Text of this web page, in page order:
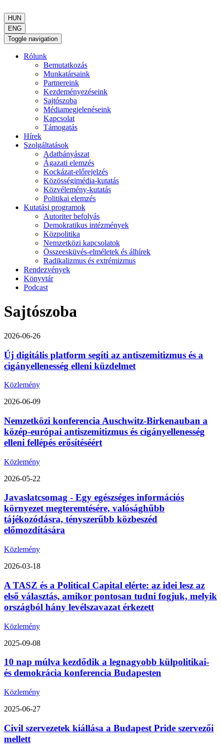
HUN
ENG
Toggle navigation
Rólunk
Bemutatkozás
Munkatársaink
Partnereink
Kezdeményezéseink
Sajtószoba
Médiamegjelenéseink
Kapcsolat
Támogatás
Hírek
Szolgáltatások
Adatbányászat
Ágazati elemzés
Kockázat-előrejelzés
Közösségimédia-kutatás
Közvélemény-kutatás
Politikai elemzés
Kutatási programok
Autoriter befolyás
Demokratikus intézmények
Közpolitika
Nemzetközi kapcsolatok
Összeesküvés-elméletek és álhírek
Radikalizmus és extrémizmus
Rendezvények
Könyvtár
Podcast
Sajtószoba
2026-06-26
Új digitális platform segíti az antiszemitizmus és a
cigányellenesség elleni küzdelmet
Közlemény
2026-06-09
Nemzetközi konferencia Auschwitz-Birkenauban a
közép-európai antiszemitizmus és cigányellenesség
elleni fellépés erősítéséért
Közlemény
2026-05-22
Javaslatcsomag - Egy egészséges információs
környezet megteremtésére, valósághűbb
tájékozódásra, tényszerűbb közbeszéd
előmozdítására
Közlemény
2026-03-18
A TASZ és a Political Capital elérte: az idei lesz az
első választás, amikor pontosan tudni fogjuk, melyik
országból hány levélszavazat érkezett
Közlemény
2025-09-08
10 nap múlva kezdődik a legnagyobb külpolitikai-
és demokrácia konferencia Budapesten
Közlemény
2025-06-27
Civil szervezetek kiállása a Budapest Pride szervezői
mellett